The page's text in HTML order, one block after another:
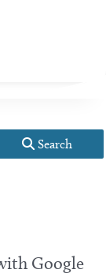
Search
Google